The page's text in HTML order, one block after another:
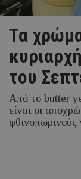
Τα
του
Από το butter
είναι οι
φθινοπωρινούς